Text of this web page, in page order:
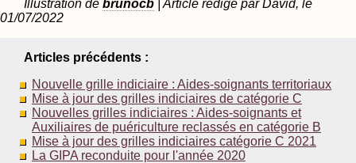
Illustration de brunocb | Article rédigé par David, le
01/07/2022
Articles précédents :
Nouvelle grille indiciaire : Aides-soignants territoriaux
Mise à jour des grilles indiciaires de catégorie C
Nouvelles grilles indiciaires : Aides-soignants et
Auxiliaires de puériculture reclassés en catégorie B
Mise à jour des grilles indiciaires catégorie C 2021
La GIPA reconduite pour l'année 2020